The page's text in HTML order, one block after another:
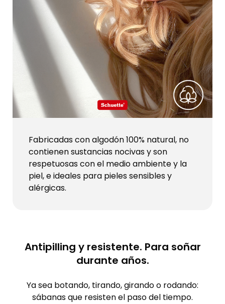
Fabricadas con algodón 100% natural, no
contienen sustancias nocivas y son
respetuosas con el medio ambiente y la
piel, e ideales para pieles sensibles y
alérgicas.
Antipilling y resistente. Para soñar
durante años.
Ya sea botando, tirando, girando o rodando:
sábanas que resisten el paso del tiempo.